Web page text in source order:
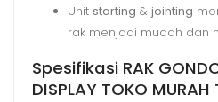
Unit starting & jointing
rak menjadi mudah dan
Spesifikasi RAK
DISPLAY TOKO MURAH